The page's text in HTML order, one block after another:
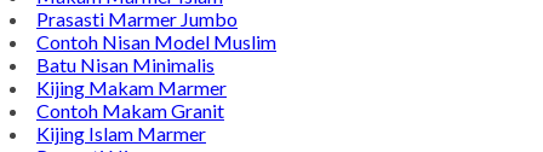
Prasasti Marmer Jumbo
Contoh Nisan Model Muslim
Batu Nisan Minimalis
Kijing Makam Marmer
Contoh Makam Granit
Kijing Islam Marmer